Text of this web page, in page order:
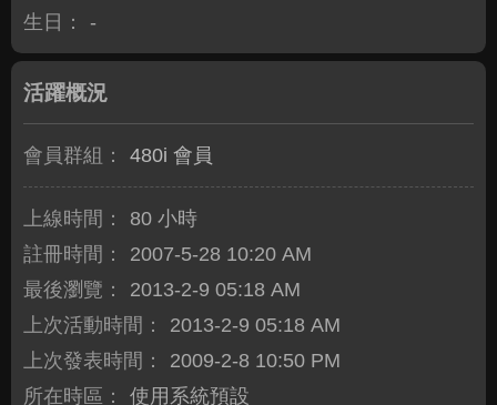
生日：
-
活躍概況
會員群組： 480i 會員
上線時間：
80 小時
註冊時間：
2007-5-28 10:20 AM
最後瀏覽：
2013-2-9 05:18 AM
上次活動時間：
2013-2-9 05:18 AM
上次發表時間：
2009-2-8 10:50 PM
所在時區：
使用系統預設